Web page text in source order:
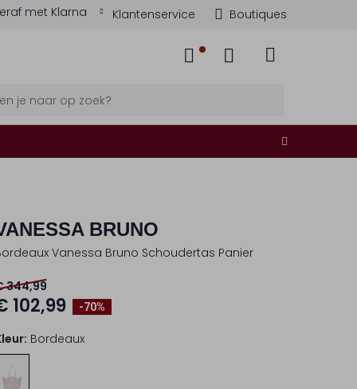
met Klarna Klantenservice Boutiques
BRUNO
Vanessa Bruno Schoudertas Panier
-70%
344,99
102,99
Bordeaux